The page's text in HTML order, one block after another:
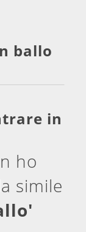
ballo
in
ho
simile